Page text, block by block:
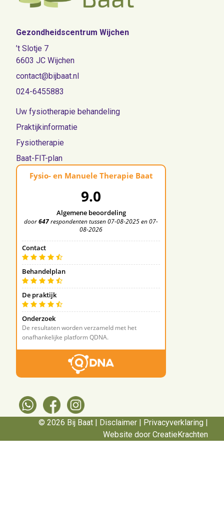
Gezondheidscentrum Wijchen
’t Slotje 7
6603 JC Wijchen
contact@bijbaat.nl
024-6455883
Uw fysiotherapie behandeling
Praktijkinformatie
Fysiotherapie
Baat-FIT-plan
© 2026 Bij Baat | Disclaimer Privacyverklaring
Website door CreatieKrachten